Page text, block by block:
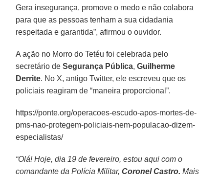
Gera insegurança, promove o medo e não colabora
para que as pessoas tenham a sua cidadania
respeitada e garantida”, afirmou o ouvidor.
A ação no Morro do Tetéu foi celebrada pelo
secretário deSegurança Pública,Guilherme
Derrite. No X, antigo Twitter, ele escreveu que os
policiais reagiram de “maneira proporcional”.
https://ponte.org/operacoes-escudo-apos-mortes-de-
pms-nao-protegem-policiais-nem-populacao-dizem-
especialistas/
“Olá! Hoje, dia 19 de fevereiro, estou aqui com o
comandante da Polícia Militar,Coronel Castro. Mais